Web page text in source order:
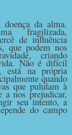
da alma.
fragilizada,
de influência
que podem nos
criando
Não é difícil
está na própria
quando
que pululam à
a nos prejudicar,
seu intento, a
do campo